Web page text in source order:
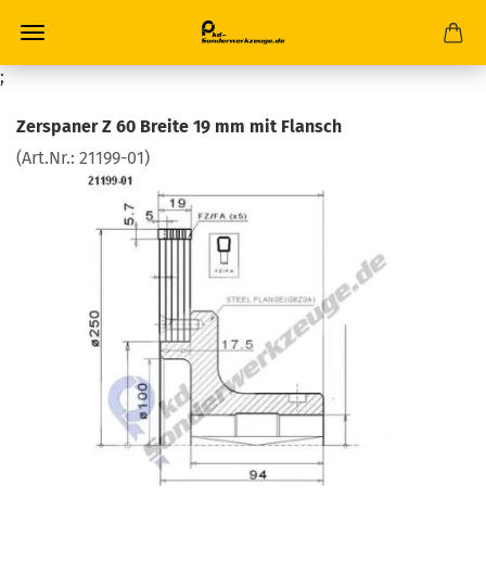
;
Zerspaner Z 60 Breite 19 mm mit Flansch
(Art.Nr.: 21199-01)